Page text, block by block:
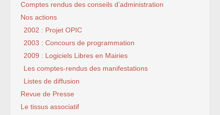
Comptes rendus des conseils d’administration
Nos actions
2002 : Projet OPIC
2003 : Concours de programmation
2009 : Logiciels Libres en Mairies
Les comptes-rendus des manifestations
Listes de diffusion
Revue de Presse
Le tissus associatif